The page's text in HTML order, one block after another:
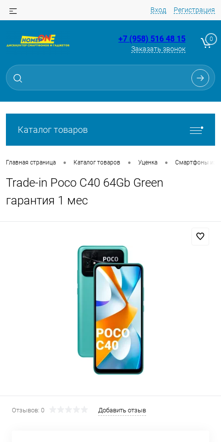
Вход Регистрация
+7 (958) 516 48 15
Заказать звонок
0
Каталог товаров
Главная страница • Каталог товаров • Уценка • Смартфоны из
Trade-in Poco C40 64Gb Green
гарантия 1 мес
Отзывов: 0 Добавить отзыв
Для клиентов всех банков
Разбейте
без переплат
Сегодня
Оплачивайте сегодня только
% картой любого банка
Получайте товар
выбранный способом
% будут
по25%каждые 2 недели